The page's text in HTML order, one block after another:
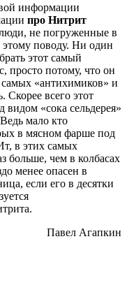
информации
про Нитрит
не погруженные в
поводу. Ни один
этот самый
просто потому, что он
самых «антихимиков» и
Скорее всего этот
видом «сока сельдерея»
мало кто
в мясном фарше под
в этих самых
больше, чем в колбасах
менее опасен в
если его в десятки
Павел Агапкин